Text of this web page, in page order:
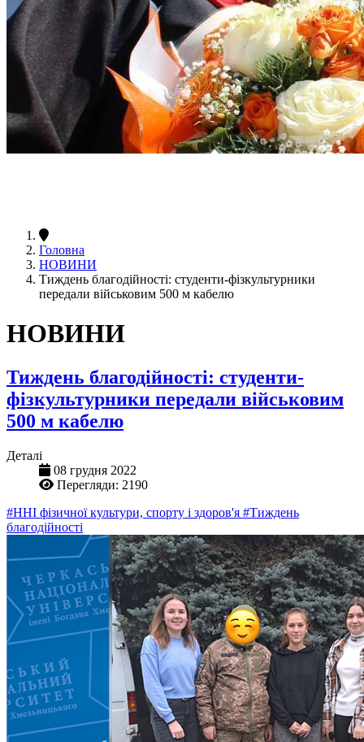
Головна
НОВИНИ
Тиждень благодійності: студенти-фізкультурники
передали військовим 500 м кабелю
НОВИНИ
Тиждень благодійності: студенти-
фізкультурники передали військовим
500 м кабелю
Деталі
08 грудня 2022
Перегляди: 2190
#ННІ фізичної культури, спорту і здоров'я #Тиждень
благодійності